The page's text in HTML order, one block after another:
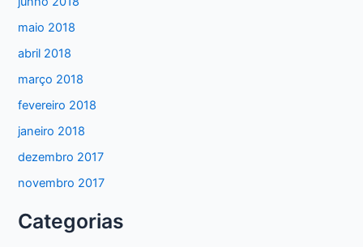
maio 2018
abril 2018
março 2018
fevereiro 2018
janeiro 2018
dezembro 2017
novembro 2017
Categorias